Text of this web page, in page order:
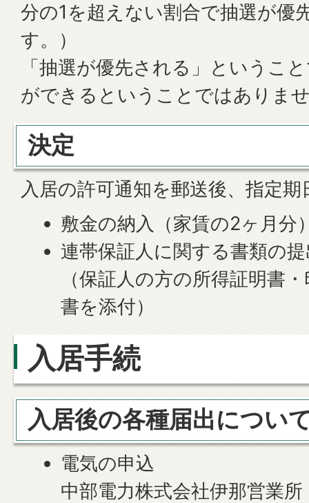
分の1を超えない割合で抽選が優
す。）
「抽選が優先される」というこ
ができるということではありま
決定
入居の許可通知を郵送後、指定
敷金の納入（家賃の2ヶ月分
連帯保証人に関する書類の
（保証人の方の所得証明書
書を添付）
入居手続
入居後の各種届出につい
電気の申込
中部電力株式会社伊那営業所